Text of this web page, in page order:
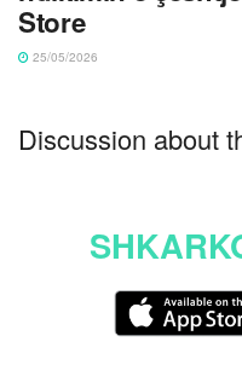
Store
25/05/2026
Discussion about